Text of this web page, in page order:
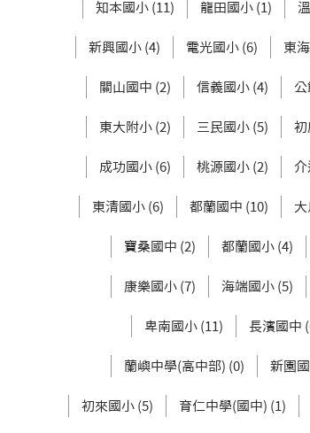
知本國小 (11) 龍田國小 (1)
新興國小 (4) 電光國小 (6) 東
關山國中 (2) 信義國小 (4) 公
東大附小 (2) 三民國小 (5) 初
成功國小 (6) 桃源國小 (2) 介
東清國小 (6) 都蘭國中 (10) 大
寶桑國中 (2) 都蘭國小 (4)
康樂國小 (7) 海端國小 (5)
卑南國小 (11) 長濱國中
蘭嶼中學(高中部) (0) 新園
初來國小 (5) 育仁中學(國中) (1)